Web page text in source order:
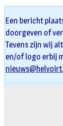
Een bericht
doorgeven of
Tevens zijn wij
en/of logo erbij